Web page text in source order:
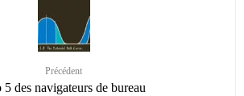
Précédent
5 des navigateurs de bureau